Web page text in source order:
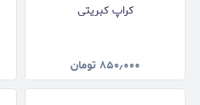
کراپ کبریتی
۸۵۰٫۰۰۰ تومان